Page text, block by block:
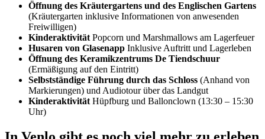
Öffnung des Kräutergartens und des Englischen Gartens
(Kräutergarten inklusive Informationen von anwesenden
Freiwilligen)
KinderaktivitätPopcorn und Marshmallows am Lagerfeuer
Husaren von Glasenapp Inklusive Auftritt und Lagerleben
Öffnung des Keramikzentrums De Tiendschuur
(Ermäßigung auf den Eintritt)
Selbstständige Führung durch das Schloss (Anhand von
Markierungen) und Audiotour über das Landgut
KinderaktivitätHüpfburg und Ballonclown (13:30 – 15:30
Uhr)